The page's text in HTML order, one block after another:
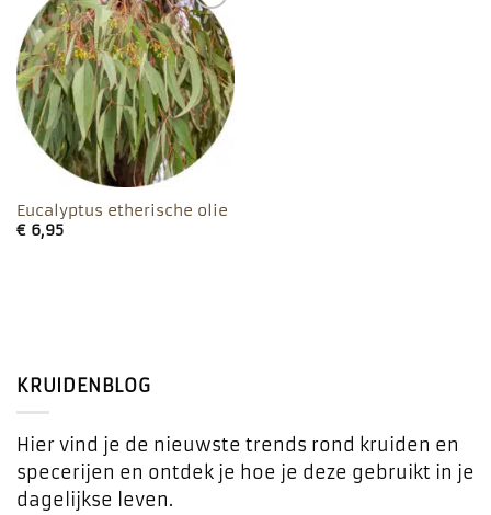
Toevoegen
aan
favorieten
Eucalyptus etherische olie
€6,95
KRUIDENBLOG
Hier vind je de nieuwste trends rond kruiden en
specerijen en ontdek je hoe je deze gebruikt in je
dagelijkse leven.